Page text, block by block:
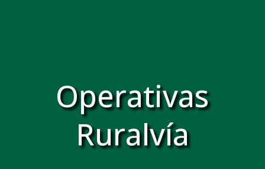
Operativas
Ruralvía